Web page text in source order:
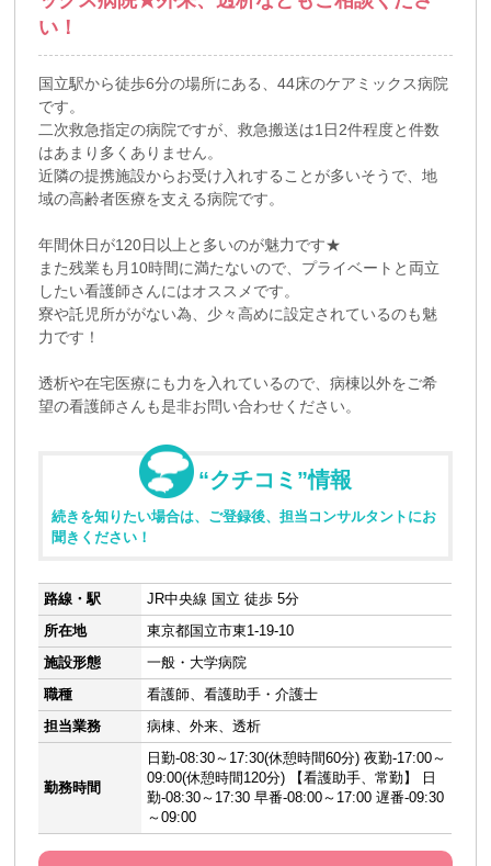
い！
国立駅から徒歩6分の場所にある、44床のケアミックス病院
です。
二次救急指定の病院ですが、救急搬送は1日2件程度と件数
はあまり多くありません。
近隣の提携施設からお受け入れすることが多いそうで、地
域の高齢者医療を支える病院です。
年間休日が120日以上と多いのが魅力です★
また残業も月10時間に満たないので、プライベートと両立
したい看護師さんにはオススメです。
寮や託児所ががない為、少々高めに設定されているのも魅
力です！
透析や在宅医療にも力を入れているので、病棟以外をご希
望の看護師さんも是非お問い合わせください。
“クチコミ”情報
続きを知りたい場合は、ご登録後、担当コンサルタントにお
聞きください！
路線・駅
JR中央線 国立 徒歩 5分
所在地
東京都国立市東1-19-10
施設形態
一般・大学病院
職種
看護師、看護助手・介護士
担当業務
病棟、外来、透析
勤務時間
日勤-08:30～17:30(休憩時間60分) 夜勤-17:00～
09:00(休憩時間120分) 【看護助手、常勤】 日
勤-08:30～17:30 早番-08:00～17:00 遅番-09:30
～09:00